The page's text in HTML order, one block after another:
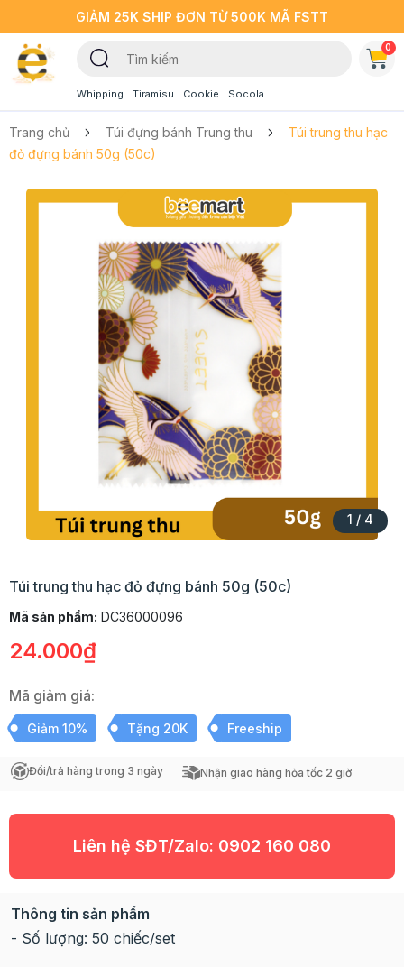
GIẢM 25K SHIP ĐƠN TỪ 500K MÃ FSTT
Whipping Tiramisu Cookie Socola
0
Trang chủ Túi đựng bánh Trung thu
Túi trung thu hạc
đỏ đựng bánh 50g (50c)
1 / 4
Túi trung thu hạc đỏ đựng bánh 50g (50c)
Mã sản phẩm: DC36000096
24.000₫
Mã giảm giá:
Giảm 10% Tặng 20K Freeship
Đổi/trả hàng trong 3 ngày Nhận giao hàng hỏa tốc 2 giờ
Liên hệ SĐT/Zalo: 0902 160 080
Thông tin sản phẩm
- Số lượng: 50 chiếc/set